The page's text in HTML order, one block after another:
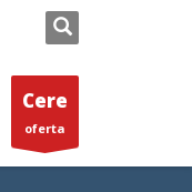
Cere
oferta